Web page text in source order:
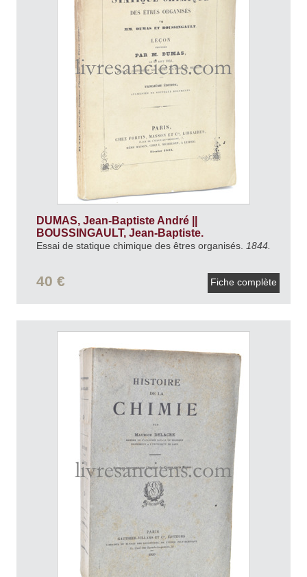
DUMAS, Jean-Baptiste André ||
BOUSSINGAULT, Jean-Baptiste.
Essai de statique chimique des êtres organisés. 1844.
40 € Fiche complète